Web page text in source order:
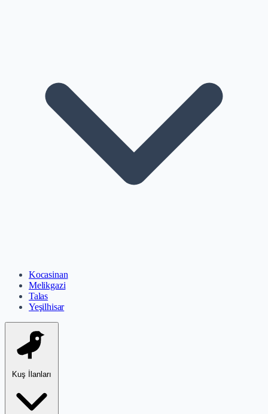
Kocasinan
Melikgazi
Talas
Yeşilhisar
Kuş İlanları